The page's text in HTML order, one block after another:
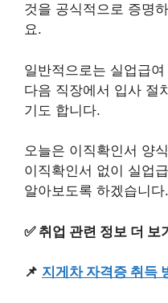
것을 공식적으로 증명
요.
일반적으로는 실업급
다음 직장에서 입사 절
기도 합니다.
오늘은 이직확인서 양
이직확인서 없이 실업
알아보도록 하겠습니다.
✅ 취업 관련 정보 더 보
📌 지게차 자격증 취득